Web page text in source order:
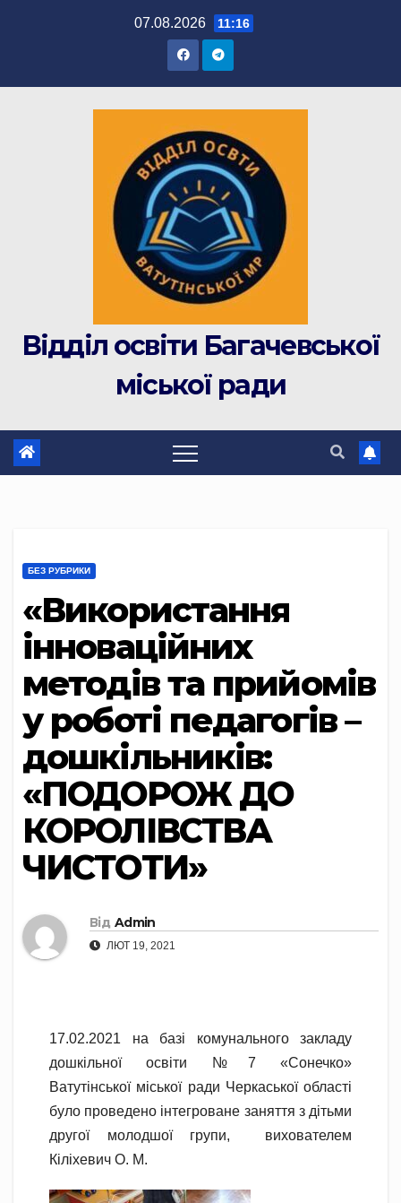
07.08.2026 11:16
Відділ освіти Багачевської
міської ради
БЕЗ РУБРИКИ
«Використання
інноваційних
методів та прийомів
у роботі педагогів –
дошкільників:
«ПОДОРОЖ ДО
КОРОЛІВСТВА
ЧИСТОТИ»
Від Admin
ЛЮТ 19, 2021
17.02.2021 на базі комунального закладу
дошкільної освіти №7 «Сонечко»
Ватутінської міської ради Черкаської області
було проведено інтегроване заняття з дітьми
другої молодшої групи, вихователем
Кіліхевич О. М.